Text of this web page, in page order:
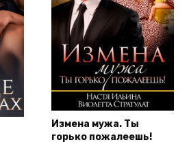
Измена мужа. Ты
горько пожалеешь!